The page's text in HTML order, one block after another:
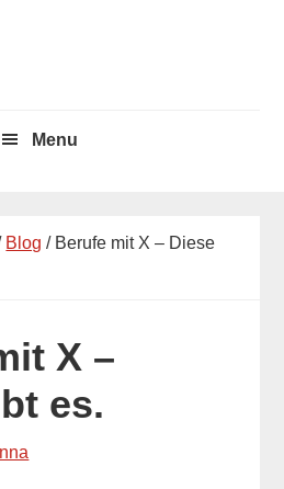
Menu
Blog / Berufe mit X – Diese
X –
es.